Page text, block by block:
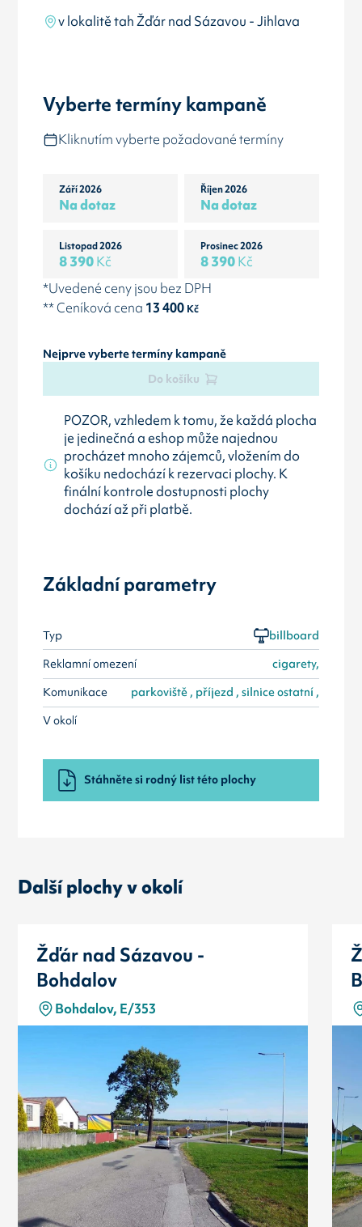
v lokalitě tah Žďár nad Sázavou - Jihlava
Vyberte termíny kampaně
Kliknutím vyberte požadované termíny
Září 2026
Na dotaz
Říjen 2026
Na dotaz
Listopad 2026
8 390Kč
Prosinec 2026
8 390Kč
*Uvedené ceny jsou bez DPH
** Ceníková cena 13 400Kč
Nejprve vyberte termíny kampaně
Do košíku
POZOR, vzhledem k tomu, že každá plocha
je jedinečná a eshop může najednou
procházet mnoho zájemců, vložením do
košíku nedochází k rezervaci plochy. K
finální kontrole dostupnosti plochy
dochází až při platbě.
Základní parametry
Typ
billboard
Reklamní omezení
cigarety,
Komunikace
parkoviště , příjezd , silnice ostatní ,
V okolí
Stáhněte si rodný list této plochy
Další plochy v okolí
Žďár nad Sázavou -
Bohdalov
Bohdalov, E/353